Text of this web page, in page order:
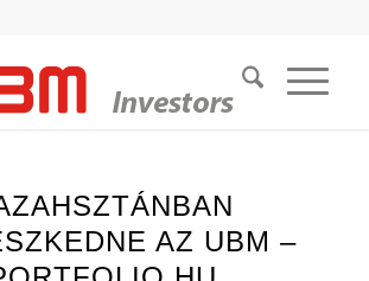
AZ UBM –